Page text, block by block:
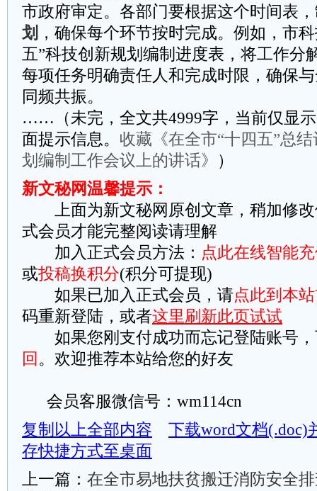
市政府审定。各部门要根据这个时间表
划 ，确保每个环节按时完成。例如，市
五”科技创新规划编制进度表，将工作分
每项任务明确责任人和完成时限，确保
同频共振。
……（未完，全文共4999字，当前仅显
面提示信息。 收藏《在全市“十四五”总
划编制工作会议上的讲话》
）
新文秘网温馨提示：
上面为新文秘网原创文章，稍加修改
式会员才能完整阅读请理解
加入正式会员方法： 点此在线智能
或投稿换积分(积分可提现)
如果已加入正式会员，请点此到本
码重新登陆，或者这里刷新此页试试
如果您刚支付成功而忘记登陆账号，
回 。欢迎推荐本站给您的好友
会员客服微信号：wm114cn
复制以上全部内容
下载word文档(.doc)
存快捷方式至桌面
上一篇： 在全市易地扶贫搬迁消防安全